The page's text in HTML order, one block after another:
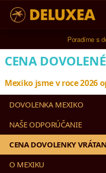
Poradíme s
5* cestovná kancelária na
CENA
Mexiko jsme v roce 2026
DOVOLENKA MEXIKO
NAŠE ODPORÚČANIE
CENA DOVOLENKY
O MEXIKU